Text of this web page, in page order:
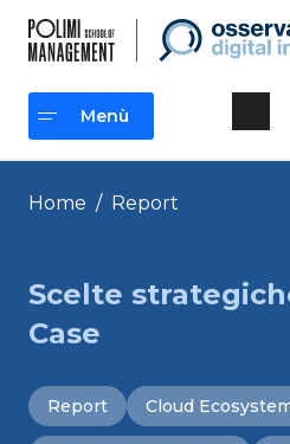
contenuto
Menù
Menù
Home / Report
Scelte
Case
Report Cloud